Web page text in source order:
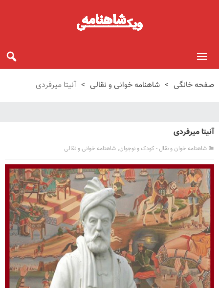
صفحه خانگی > شاهنامه خوانی و نقالی > آنیتا میرفردی
آنیتا میرفردی
شاهنامه خوان و نقال - کودک و نوجوان, شاهنامه خوانی و نقالی